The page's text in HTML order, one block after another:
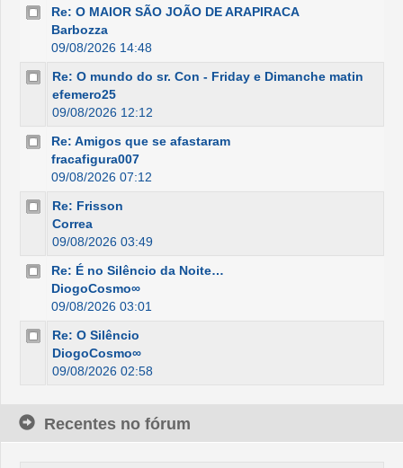
Re: O MAIOR SÃO JOÃO DE ARAPIRACA
Barbozza
09/08/2026 14:48
Re: O mundo do sr. Con - Friday e Dimanche matin
efemero25
09/08/2026 12:12
Re: Amigos que se afastaram
fracafigura007
09/08/2026 07:12
Re: Frisson
Correa
09/08/2026 03:49
Re: É no Silêncio da Noite…
DiogoCosmo∞
09/08/2026 03:01
Re: O Silêncio
DiogoCosmo∞
09/08/2026 02:58
Recentes no fórum